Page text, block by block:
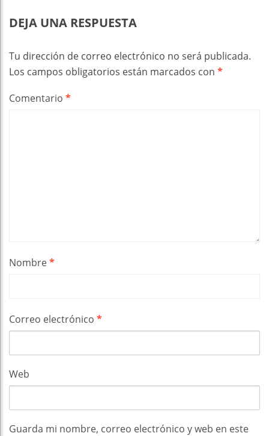
DEJA UNA RESPUESTA
Tu dirección de correo electrónico no será publicada.
Los campos obligatorios están marcados con *
Comentario *
Nombre*
Correo electrónico *
Web
Guarda mi nombre, correo electrónico y web en este